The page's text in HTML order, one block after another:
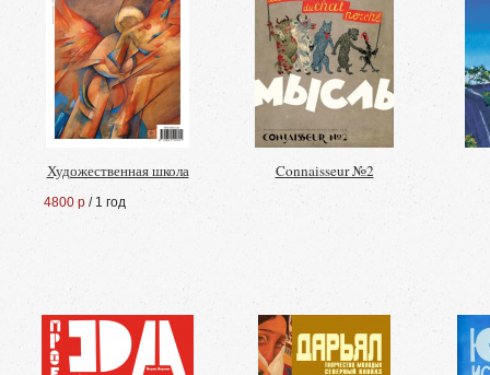
Художественная школа
4800 р / 1 год
Connaisseur №2